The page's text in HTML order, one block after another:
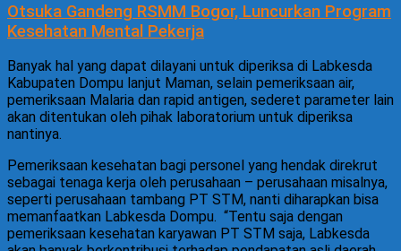
Otsuka Gandeng RSMM Bogor, Luncurkan Program
Kesehatan Mental Pekerja
Banyak hal yang dapat dilayani untuk diperiksa di Labkesda
Kabupaten Dompu lanjut Maman, selain pemeriksaan air,
pemeriksaan Malaria dan rapid antigen, sederet parameter lain
akan ditentukan oleh pihak laboratorium untuk diperiksa
nantinya.
Pemeriksaan kesehatan bagi personel yang hendak direkrut
sebagai tenaga kerja oleh perusahaan – perusahaan misalnya,
seperti perusahaan tambang PT STM, nanti diharapkan bisa
memanfaatkan Labkesda Dompu. “Tentu saja dengan
pemeriksaan kesehatan karyawan PT STM saja, Labkesda